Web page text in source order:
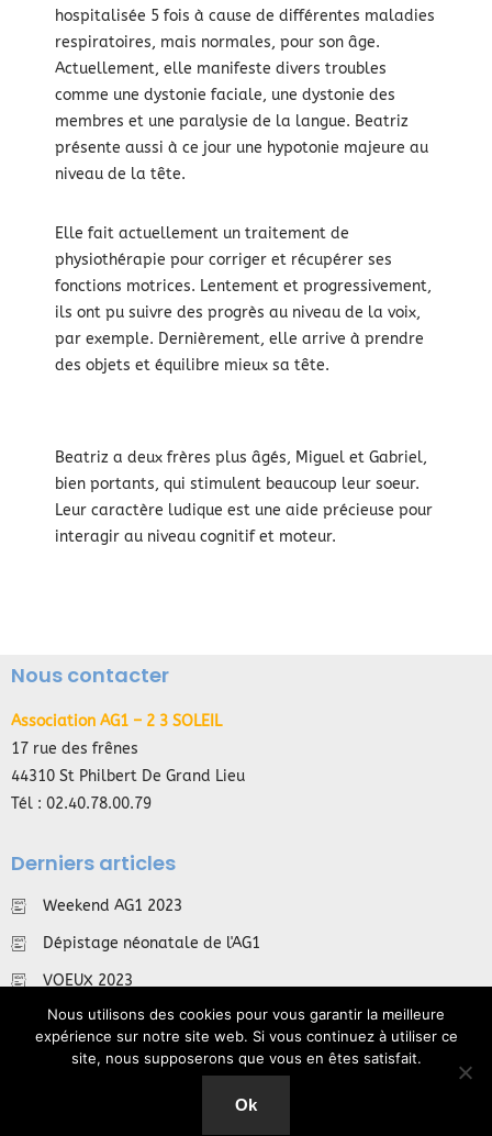
hospitalisée 5 fois à cause de différentes maladies
respiratoires, mais normales, pour son âge.
Actuellement, elle manifeste divers troubles
comme une dystonie faciale, une dystonie des
membres et une paralysie de la langue. Beatriz
présente aussi à ce jour une hypotonie majeure au
niveau de la tête.
Elle fait actuellement un traitement de
physiothérapie pour corriger et récupérer ses
fonctions motrices. Lentement et progressivement,
ils ont pu suivre des progrès au niveau de la voix,
par exemple. Dernièrement, elle arrive à prendre
des objets et équilibre mieux sa tête.
Beatriz a deux frères plus âgés, Miguel et Gabriel,
bien portants, qui stimulent beaucoup leur soeur.
Leur caractère ludique est une aide précieuse pour
interagir au niveau cognitif et moteur.
Nous contacter
Association AG1 – 2 3 SOLEIL
17 rue des frênes
44310 St Philbert De Grand Lieu
Tél : 02.40.78.00.79
Derniers articles
Weekend AG1 2023
Dépistage néonatale de l'AG1
VOEUX 2023
Suivez-nous !
Nous utilisons des cookies pour vous garantir la meilleure
expérience sur notre site web. Si vous continuez à utiliser ce
site, nous supposerons que vous en êtes satisfait.
Ok